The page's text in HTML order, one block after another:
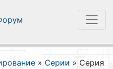
» Серии » Серия